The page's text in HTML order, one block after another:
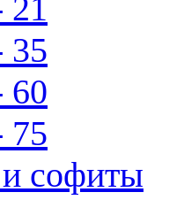
21
35
60
75
софиты